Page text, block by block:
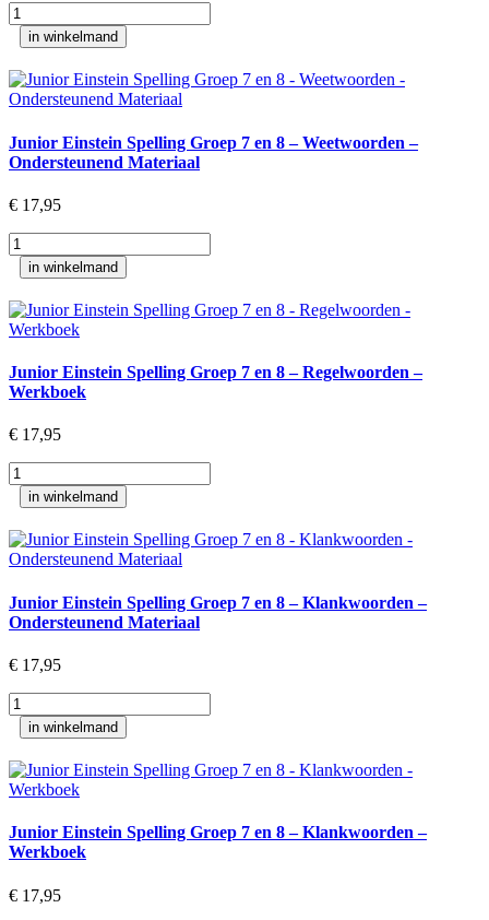
aantal
Junior
Einstein
Spelling
Groep
5
en
-
Weetwoorden
Ondersteunend
aantal
in winkelmand
Junior Einstein Spelling Groep 7 en 8 – Weetwoorden –
Ondersteunend Materiaal
€ 17,95
Junior
Einstein
Spelling
Groep
7
en
-
Weetwoorden
Ondersteunend
aantal
in winkelmand
Junior Einstein Spelling Groep 7 en 8 – Regelwoorden –
Werkboek
€ 17,95
Junior
Einstein
Spelling
Groep
7
en
-
Regelwoorden
Werkboek
in winkelmand
Junior Einstein Spelling Groep 7 en 8 – Klankwoorden –
Ondersteunend Materiaal
€ 17,95
Junior
Einstein
Spelling
Groep
7
en
-
Klankwoorden
Ondersteunend
in winkelmand
Junior Einstein Spelling Groep 7 en 8 – Klankwoorden –
Werkboek
€ 17,95